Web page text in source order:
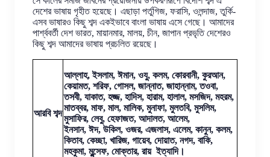
দেশের ভাষায় গৃহীত হয়েছে। এছাড়া পর্তুগিজ, ফরাসি, ওলন্দাজ, তুর্কি-
এসব ভাষারও কিছু শব্দ একইভাবে বাংলা ভাষায় এসে গেছে। আমাদের
পার্শ্ববর্তী দেশ ভারত, মায়ানমার, মালয়, চীন, জাপান প্রভৃতি দেশেরও
কিছু শব্দ আমাদের ভাষায় প্রচলিত রয়েছে।
আরবি শব্দ
আল্লাহ, ইসলাম, ঈমান, ওযু, কলম, কোরবানী, কুরআন,
কেয়ামত, শরিফ, গোসল, জান্নাত, জাহান্নাম, তওবা,
তসবী, যাকাত, হজ্জ, হাদিস, হারাম, হালাল, মসজিদ, মহরম,
মাতব্বর, মাফ, মাল, মালিক, মুনাফা, মুলতবি, মুসলিম,
মুসাফির, লেবু, হেফাজত, আদালত, আলেম,
ইনসান, ঈদ, উকিল, ওজর, এজলাস, এলেম, কানুন, কলম,
কিতাব, কেচ্ছা, খারিজ, গায়েব, দোয়াত, নগদ, বাকি,
মহকুমা, মুন্সেফ, মোক্তার, রায় ইত্যাদি।